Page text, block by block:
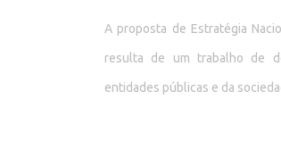
A proposta de Estratégia
resulta de um trabalho de
entidades públicas e da